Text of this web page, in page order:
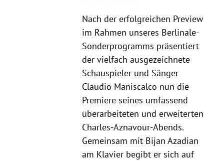
Nach der erfolgreichen Preview
im Rahmen unseres Berlinale-
Sonderprogramms präsentiert
der vielfach ausgezeichnete
Schauspieler und Sänger
Claudio Maniscalco nun die
Premiere seines umfassend
überarbeiteten und erweiterten
Charles-Aznavour-Abends.
Gemeinsam mit Bijan Azadian
am Klavier begibt er sich auf